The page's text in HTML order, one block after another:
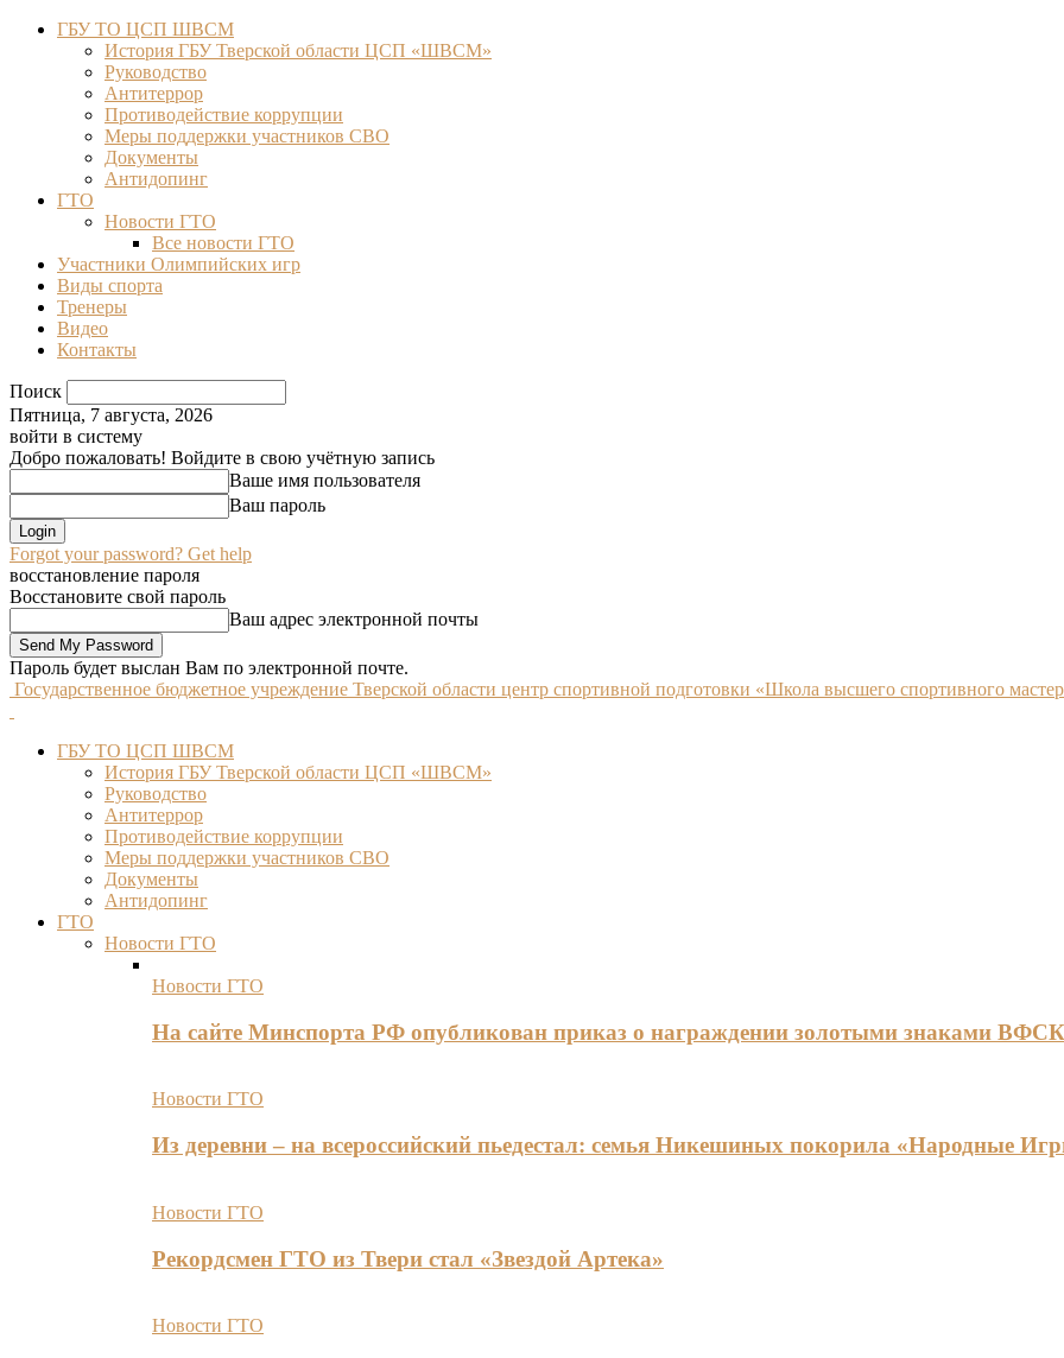
ГБУ ТО ЦСП ШВСМ
История ГБУ Тверской области ЦСП «ШВСМ»
Руководство
Антитеррор
Противодействие коррупции
Меры поддержки участников СВО
Документы
Антидопинг
ГТО
Новости ГТО
Все новости ГТО
Участники Олимпийских игр
Виды спорта
Тренеры
Видео
Контакты
Поиск
Пятница, 7 августа, 2026
войти в систему
Добро пожаловать! Войдите в свою учётную запись
Ваше имя пользователя
Ваш пароль
Forgot your password? Get help
восстановление пароля
Восстановите свой пароль
Ваш адрес электронной почты
Пароль будет выслан Вам по электронной почте.
Государственное бюджетное учреждение Тверской области центр спортивной подготовки «Школа высшего спортивного
ГБУ ТО ЦСП ШВСМ
История ГБУ Тверской области ЦСП «ШВСМ»
Руководство
Антитеррор
Противодействие коррупции
Меры поддержки участников СВО
Документы
Антидопинг
ГТО
Новости ГТО
Новости ГТО
На сайте Минспорта РФ опубликован приказ о награждении золотыми знаками
Новости ГТО
Из деревни – на всероссийский пьедестал: семья Никешиных покорила «Народные
Новости ГТО
Рекордсмен ГТО из Твери стал «Звездой Артека»
Новости ГТО